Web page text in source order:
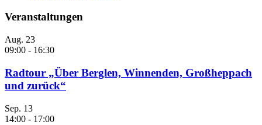
Veranstaltungen
Aug. 23
09:00 - 16:30
Radtour „Über Berglen, Winnenden, Großheppach
und zurück“
Sep. 13
14:00 - 17:00